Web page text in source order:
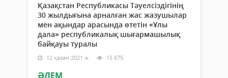
Қазақстан Республикасы Тәуелсіздігінің
30 жылдығына арналған жас жазушылар
мен ақындар арасында өтетін «Ұлы
дала» республикалық шығармашылық
байқауы туралы
12 қазан 2021 ж. 15 675
ӘЛЕМ